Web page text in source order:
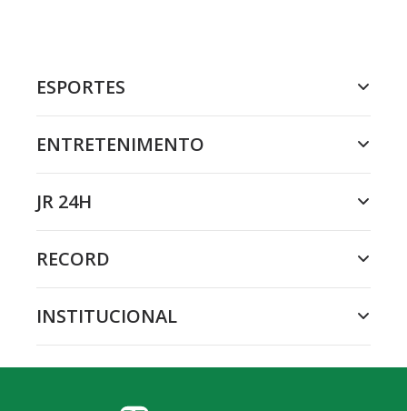
ESPORTES
ENTRETENIMENTO
JR 24H
RECORD
INSTITUCIONAL